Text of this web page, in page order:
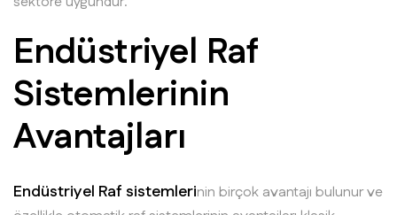
Endüstriyel Raf
Sistemlerinin
Avantajları
Endüstriyel Raf sistemlerinin birçok avantajı bulunur ve